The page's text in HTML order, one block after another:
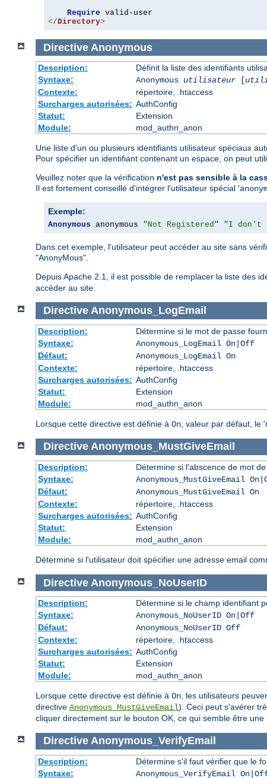
Require
</Directory>
Directive Anonymous
Description:
Définit la liste des identifiants
Syntaxe:
Anonymous utilisateur[
Contexte:
répertoire, .htaccess
Surcharges autorisées: AuthConfig
Statut:
Extension
Module:
mod_authn_anon
Une liste d'un ou plusieurs identifiants utilisateur spéciaux
Pour spécifier un identifiant contenant un espace, on peut
Veuillez noter que la vérification n'est pas sensible à la
Il est fortement conseillé d'intégrer l'utilisateur spécial '
Exemple:
Anonymous anonymous "Not Registered" "I don't
Dans cet exemple, l'utilisateur peut accéder au site sans
"AnonyMous".
Depuis Apache 2.1, il est possible de remplacer la liste des
accéder au site.
Directive Anonymous_LogEmail
Description:
Détermine si le mot de passe
Syntaxe:
Anonymous_LogEmail On|Off
Défaut:
Anonymous_LogEmail On
Contexte:
répertoire, .htaccess
Surcharges autorisées: AuthConfig
Statut:
Extension
Module:
mod_authn_anon
Lorsque cette directive est définie à On , valeur par défaut,
Directive Anonymous_MustGiveEmail
Description:
Détermine si l'abscence de mot
Syntaxe:
Anonymous_MustGiveEmail
Défaut:
Anonymous_MustGiveEmail On
Contexte:
répertoire, .htaccess
Surcharges autorisées: AuthConfig
Statut:
Extension
Module:
mod_authn_anon
Détermine si l'utilisateur doit spécifier une adresse email
Directive Anonymous_NoUserID
Description:
Détermine si le champ identifiant
Syntaxe:
Anonymous_NoUserID On|Off
Défaut:
Anonymous_NoUserID Off
Contexte:
répertoire, .htaccess
Surcharges autorisées: AuthConfig
Statut:
Extension
Module:
mod_authn_anon
Lorsque cette directive est définie à On, les utilisateurs
directive Anonymous_MustGiveEmail). Ceci peut s'avérer
cliquer directement sur le bouton OK, ce qui semble être une
Directive Anonymous_VerifyEmail
Description:
Détermine s'il faut vérifier que le
Syntaxe:
Anonymous_VerifyEmail